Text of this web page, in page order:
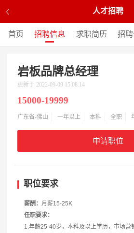
人才招聘
首页 招聘信息 求职简历 招
岩板品牌总经理
更新于 2022-09-09 15:08:14
15000-19999
广东省-佛山 一年以上 本科 全职
申请职位
职位要求
薪酬： 月薪15-25K
任职要求：
1.年龄25-40岁，本科及以上学历，市场营